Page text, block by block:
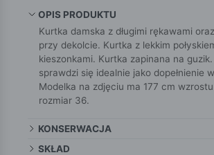
OPIS PRODUKTU
Kurtka damska z długimi rękawami
przy dekolcie. Kurtka z lekkim
kieszonkami. Kurtka zapinana na
sprawdzi się idealnie jako dopełnienie
Modelka na zdjęciu ma 177 cm
rozmiar 36.
KONSERWACJA
SKŁAD